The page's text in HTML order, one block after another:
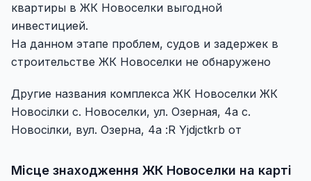
квартиры в ЖК Новоселки выгодной
инвестицией.
На данном этапе проблем, судов и задержек в
строительстве ЖК Новоселки не обнаружено
Другие названия комплекса ЖК Новоселки ЖК
Новосілки с. Новоселки, ул. Озерная, 4а с.
Новосілки, вул. Озерна, 4а :R Yjdjctkrb от
Місце знаходження ЖК Новоселки на карті